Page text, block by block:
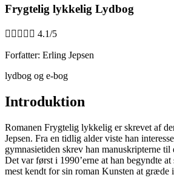
Frygtelig lykkelig Lydbog
     4.1/5
Forfatter: Erling Jepsen
lydbog og e-bog
Introduktion
Romanen Frygtelig lykkelig er skrevet af
Jepsen. Fra en tidlig alder viste han
gymnasietiden skrev han manuskripterne
Det var først i 1990’erne at han begyndte
mest kendt for sin roman Kunsten at græde